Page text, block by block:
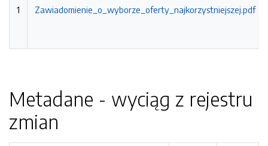
1 Zawiadomienie_o_wyborze_oferty_najkorzystniejszej.pdf
Metadane - wyciąg z rejestru
zmian